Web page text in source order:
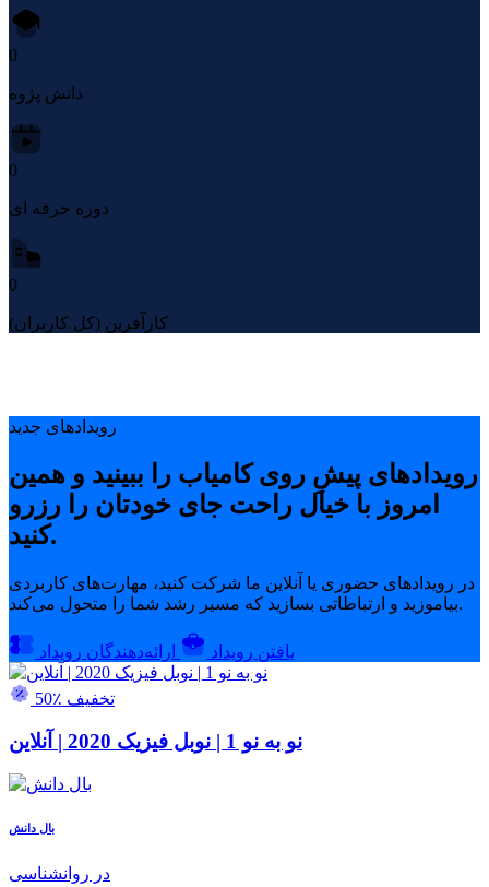
0
دانش پژوه
0
دوره حرفه ای
0
کارآفرین (کل کاربران)
رویدادهای جدید
رویدادهای پیشِ روی کامیاب را ببینید و همین
امروز با خیال راحت جای خودتان را رزرو
کنید.
در رویدادهای حضوری یا آنلاین ما شرکت کنید، مهارت‌های کاربردی
بیاموزید و ارتباطاتی بسازید که مسیر رشد شما را متحول می‌کند.
یافتن رویداد ارائه‌دهندگان رویداد
50٪ تخفیف
نو به نو 1 | نوبل فیزیک 2020 | آنلاین
بال دانش
در روانشناسی